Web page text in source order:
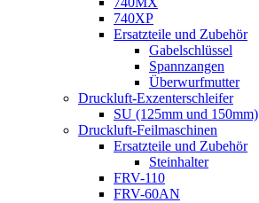
740XP
Ersatzteile und Zubehör
Gabelschlüssel
Spannzangen
Überwurfmutter
Druckluft-Exzenterschleifer
SU (125mm und 150mm)
Druckluft-Feilmaschinen
Ersatzteile und Zubehör
Steinhalter
FRV-110
FRV-60AN